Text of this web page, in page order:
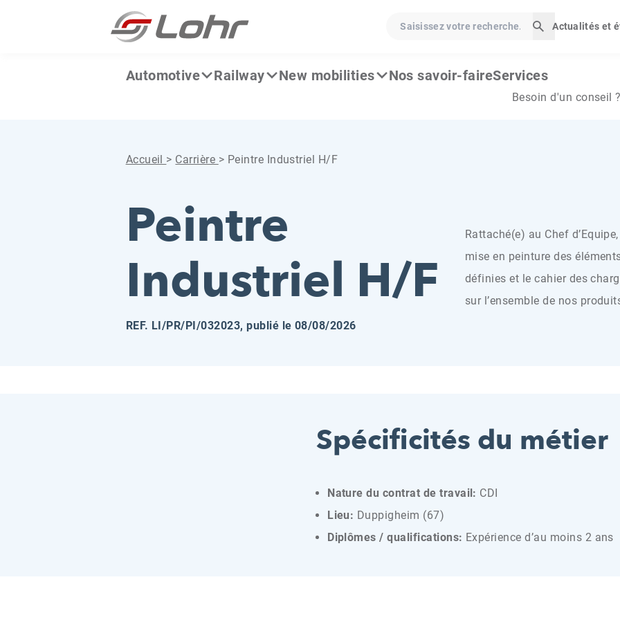
Aller directement au contenu
Saisissez votre recherche…
Lancer la
Actualités et
Automotive Railway New mobilities Nos savoir-faireServices
Besoin d'un conseil ?
Accueil > Carrière > Peintre Industriel H/F
Peintre
Industriel H/F
REF. LI/PR/PI/032023, publié le 08/08/2026
Rattaché(e) au Chef
mise en peinture des
définies et le cahier des
sur l’ensemble de nos
Spécificités du métier
Nature du contrat de travail: CDI
Lieu: Duppigheim (67)
Diplômes / qualifications: Expérience d’au moins 2 ans
Panneau de gestion des cookies